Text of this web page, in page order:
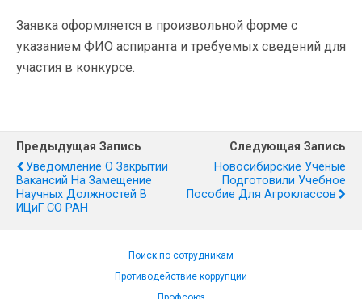
Заявка оформляется в произвольной форме с
указанием ФИО аспиранта и требуемых сведений для
участия в конкурсе.
Предыдущая Запись
Уведомление О Закрытии
Вакансий На Замещение
Научных Должностей В
ИЦиГ СО РАН
Следующая Запись
Новосибирские Ученые
Подготовили Учебное
Пособие Для Агроклассов
Поиск по сотрудникам
Противодействие коррупции